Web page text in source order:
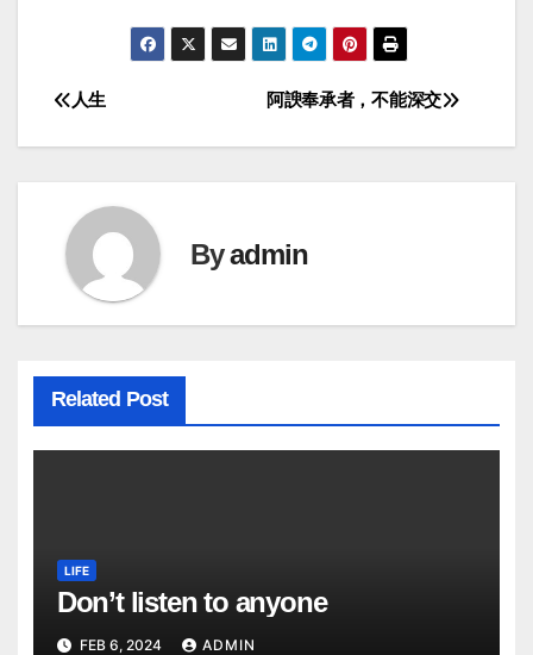
Post
navigation
阿諛奉承者，不能深交
人生
Byadmin
Related Post
LIFE
Don’t listen to anyone
FEB 6, 2024 ADMIN